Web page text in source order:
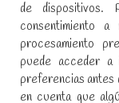
Política de
SÍGUENOS
Encuéntranos en:
de dispositivos.
consentimiento
procesamiento
puede acceder a
preferencias antes
en cuenta que